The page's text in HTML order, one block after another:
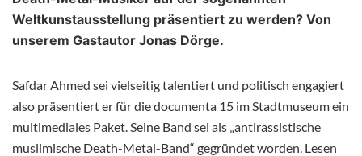
Weltkunstausstellung präsentiert zu werden? Von
unserem Gastautor Jonas Dörge.
Safdar Ahmed sei vielseitig talentiert und politisch engagiert
also präsentiert er für die documenta 15 im Stadtmuseum ein
multimediales Paket. Seine Band sei als „antirassistische
muslimische Death-Metal-Band“ gegründet worden. Lesen